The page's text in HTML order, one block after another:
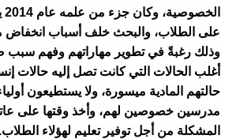
المشكلة من أجل توفير تعليم لهؤلاء الطلاب.